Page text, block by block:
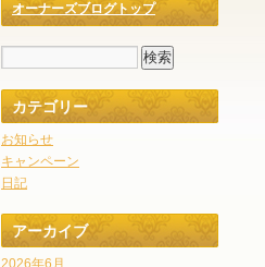
オーナーズブログトップ
カテゴリー
お知らせ
キャンペーン
日記
アーカイブ
2026年6月